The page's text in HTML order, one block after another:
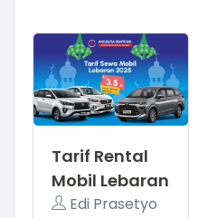
Tarif Rental
Mobil Lebaran
2025Edi Prasetyo